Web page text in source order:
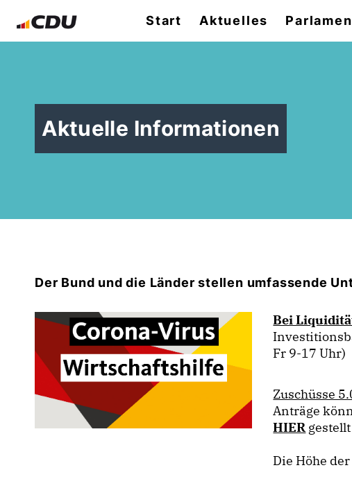
Start Aktuelles
Aktuelle Informationen
Der Bund und die Länder stellen umfassende
Bei
Fr 9-17 Uhr)
Zuschüsse
Anträge
HIER
Die Höhe